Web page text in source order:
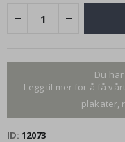
Du
Legg til mer for å få
plakater,
ID 12073